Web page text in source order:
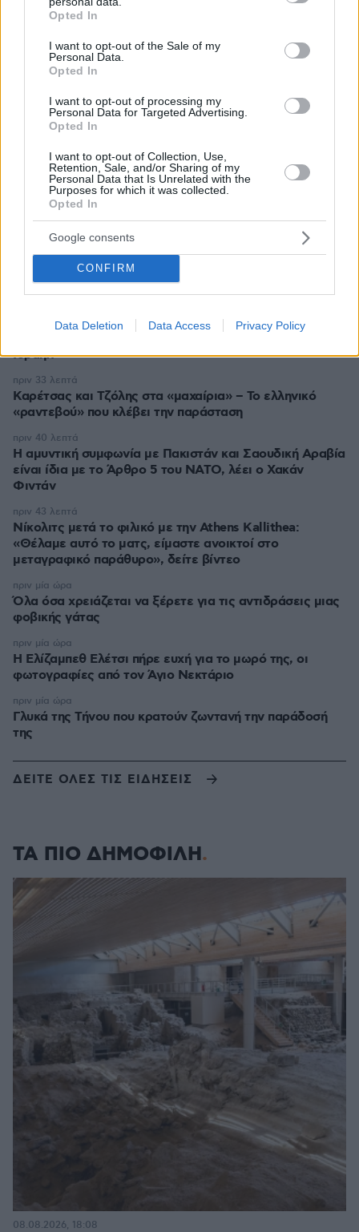
grant or deny consent to Google and its third-party tags to
use your data for below specified purposes in below Google
consent section.
Opted In
I want to opt-out of the Sale of my
Personal Data.
Opted In
I want to opt-out of processing my
Personal Data for Targeted Advertising.
Opted In
I want to opt-out of Collection, Use,
Retention, Sale, and/or Sharing of my
Personal Data that Is Unrelated with the
Purposes for which it was collected.
Opted In
Google consents
CONFIRM
Data Deletion Data Access Privacy Policy
ΡΟΗ ΕΙΔΗΣΕΩΝ
Ειδήσεις Δημοφιλή Σχολιασμένα
Σοβαρό τροχαίο από αναστροφή ΙΧ στην Αθηνών-
Σουνίου: Συγκρούστηκε με μηχανή της ΔΙΑΣ, δύο
αστυνομικοί τραυματίες, βίντεο
πριν 9 λεπτά
Βοκαριά: Στο λιμανάκι της Χίου όπου μια οικογένεια
ψαράδων σε κάνει «ψαρά για μία μέρα»
πριν 11 λεπτά
Τα είδη κολοκυθιού και πώς τα μαγειρεύουμε
Καταγγελία για νυχτερινή είσοδο ισραηλινών
Ισραήλ
Καρέτσας και Τζόλης στα «μαχαίρια» – Το ελληνικό
«ραντεβού» που κλέβει την παράσταση
πριν 33 λεπτά
Η αμυντική συμφωνία με Πακιστάν και Σαουδική Αραβία
είναι ίδια με το Άρθρο 5 του ΝΑΤΟ, λέει ο Χακάν
Φιντάν
πριν 40 λεπτά
Νίκολιτς μετά το φιλικό με την Athens Kallithea:
«Θέλαμε αυτό το ματς, είμαστε ανοικτοί στο
μεταγραφικό παράθυρο», δείτε βίντεο
πριν 43 λεπτά
Όλα όσα χρειάζεται να ξέρετε για τις αντιδράσεις μιας
φοβικής γάτας
πριν μία ώρα
Η Ελίζαμπεθ Ελέτσι πήρε ευχή για το μωρό της, οι
φωτογραφίες από τον Άγιο Νεκτάριο
πριν μία ώρα
Γλυκά της Τήνου που κρατούν ζωντανή την παράδοσή
της
πριν μία ώρα
ΔΕΙΤΕ ΟΛΕΣ ΤΙΣ ΕΙΔΗΣΕΙΣ
ΤΑ ΠΙΟ ΔΗΜΟΦΙΛΗ
08.08.2026, 18:08